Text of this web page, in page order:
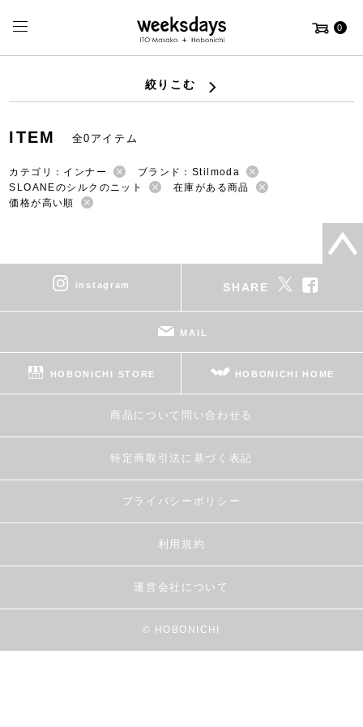
0
絞りこむ
ITEM 全0アイテム
カテゴリ：インナー
ブランド：Stilmoda
SLOANEのシルクのニット
在庫がある商品
価格が高い順
instagram SHARE
MAIL
HOBONICHI STORE HOBONICHI HOME
商品について問い合わせる
特定商取引法に基づく表記
プライバシーポリシー
利用規約
運営会社について
© HOBONICHI